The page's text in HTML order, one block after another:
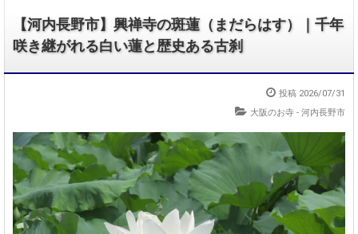
【河内長野市】興禅寺の斑蓮（まだらはす）｜千年
咲き継がれる白い蓮と歴史ある古刹
投稿 2026/07/31
大阪のお寺 - 河内長野市